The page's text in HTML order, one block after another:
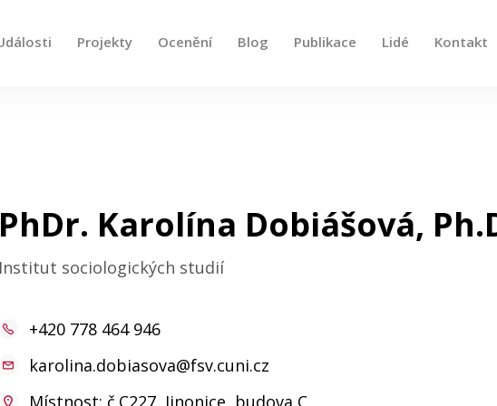
Projekty Ocenění Blog Publikace Lidé Kontakt
použijte šipky nahoru a dolů pro kontrolu a enter pro přechod na
PhDr. Karolína Dobiášová,
Institut sociologických studií
+420 778 464 946
karolina.dobiasova@fsv.cuni.cz
Místnost: č.C227, Jinonice, budova C